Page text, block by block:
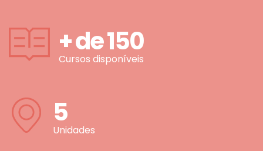
+ de150
Cursos disponíveis
5
Unidades